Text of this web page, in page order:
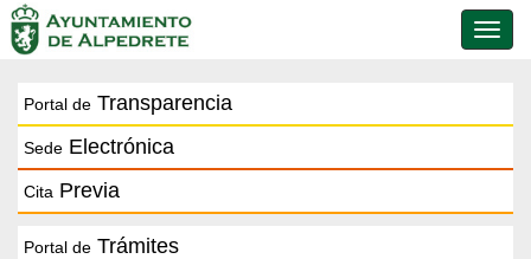
de
Portal de Transparencia
Sede Electrónica
Cita Previa
Portal de Trámites